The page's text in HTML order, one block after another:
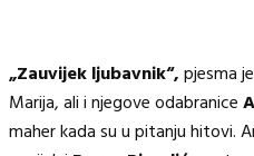
„Zauvijek ljubavnik“,pjesma
Marija, ali i njegove odabranice
maher kada su u pitanju hitovi.